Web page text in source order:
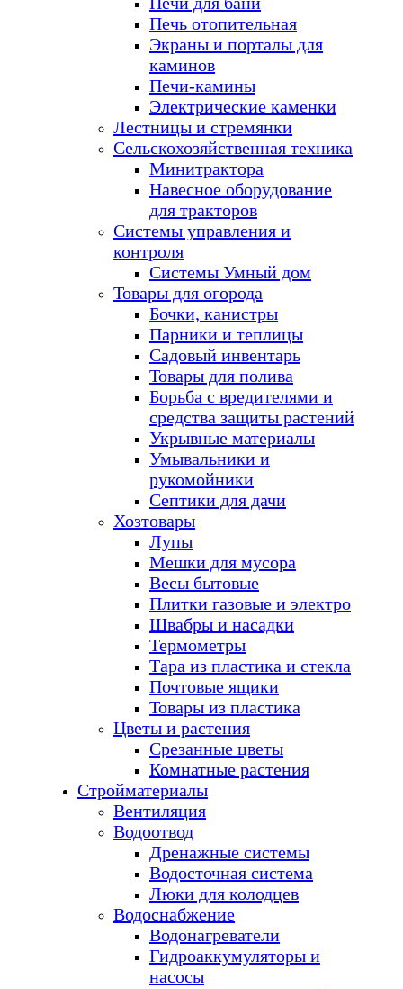
Печь отопительная
Экраны и порталы для
каминов
Печи-камины
Электрические каменки
Лестницы и стремянки
Сельскохозяйственная техника
Минитрактора
Навесное оборудование
для тракторов
Системы управления и
контроля
Системы Умный дом
Товары для огорода
Бочки, канистры
Парники и теплицы
Садовый инвентарь
Товары для полива
Борьба с вредителями и
средства защиты растений
Укрывные материалы
Умывальники и
рукомойники
Септики для дачи
Хозтовары
Лупы
Мешки для мусора
Весы бытовые
Плитки газовые и электро
Швабры и насадки
Термометры
Тара из пластика и стекла
Почтовые ящики
Товары из пластика
Цветы и растения
Срезанные цветы
Комнатные растения
Стройматериалы
Вентиляция
Водоотвод
Дренажные системы
Водосточная система
Люки для колодцев
Водоснабжение
Водонагреватели
Гидроаккумуляторы и
насосы